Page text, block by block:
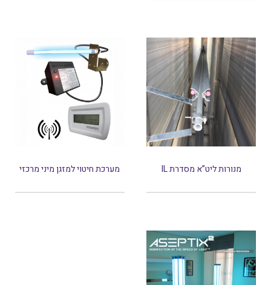
מנורות ליט”א מסדרת IL מערכת חיטוי למזגן מיני מרכזי